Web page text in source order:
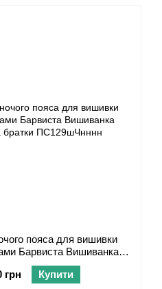
пояса для вишивки
Барвиста Вишиванка
братки ПС129шЧнннн
грн
Купити